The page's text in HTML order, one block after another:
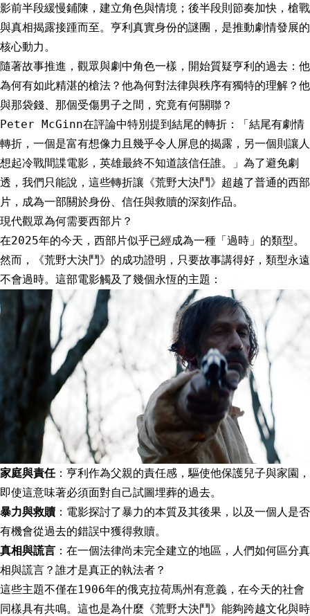
影前半段緩慢鋪陳，建立角色與情境；後半段則節奏加快，槍戰
與真相揭露接踵而至。亨利真實身份的謎團，是推動劇情發展的
核心動力。
隨著故事推進，觀眾與劇中角色一樣，開始質疑亨利的過去：他
為何有如此精湛的槍法？他為何對法律與秩序有獨特的理解？他
與那袋錢、那個受傷男子之間，究竟有何關聯？
Peter McGinn在評論中特別提到結尾的轉折：「結尾有劇情
轉折，一個是富有想像力且幾乎令人屏息的揭露，另一個則讓人
想起冷戰間諜電影，英雄最終不知道該信任誰。」為了避免劇
透，我們只能說，這些轉折讓《荒野大決鬥》超越了普通的西部
片，成為一部關於身份、信任與救贖的深刻作品。
現代觀眾為何需要西部片？
在2025年的今天，西部片似乎已經成為一種「過時」的類型。
然而，《荒野大決鬥》的成功證明，只要故事講得好，類型永遠
不會過時。這部電影觸及了幾個永恆的主題：
家庭與責任：亨利作為父親的責任感，驅使他保護兒子與家園，
即使這意味著必須面對自己試圖埋葬的過去。
暴力與救贖 ：電影探討了暴力的本質及其後果，以及一個人是否
有機會從過去的錯誤中獲得救贖。
真相與謊言 ：在一個法律尚未完全建立的地區，人們如何區分真
相與謊言？誰才是真正的執法者？
這些主題不僅在1906年的俄克拉荷馬州有意義，在今天的社會
同樣具有共鳴。這也是為什麼《荒野大決鬥》能夠跨越文化與時